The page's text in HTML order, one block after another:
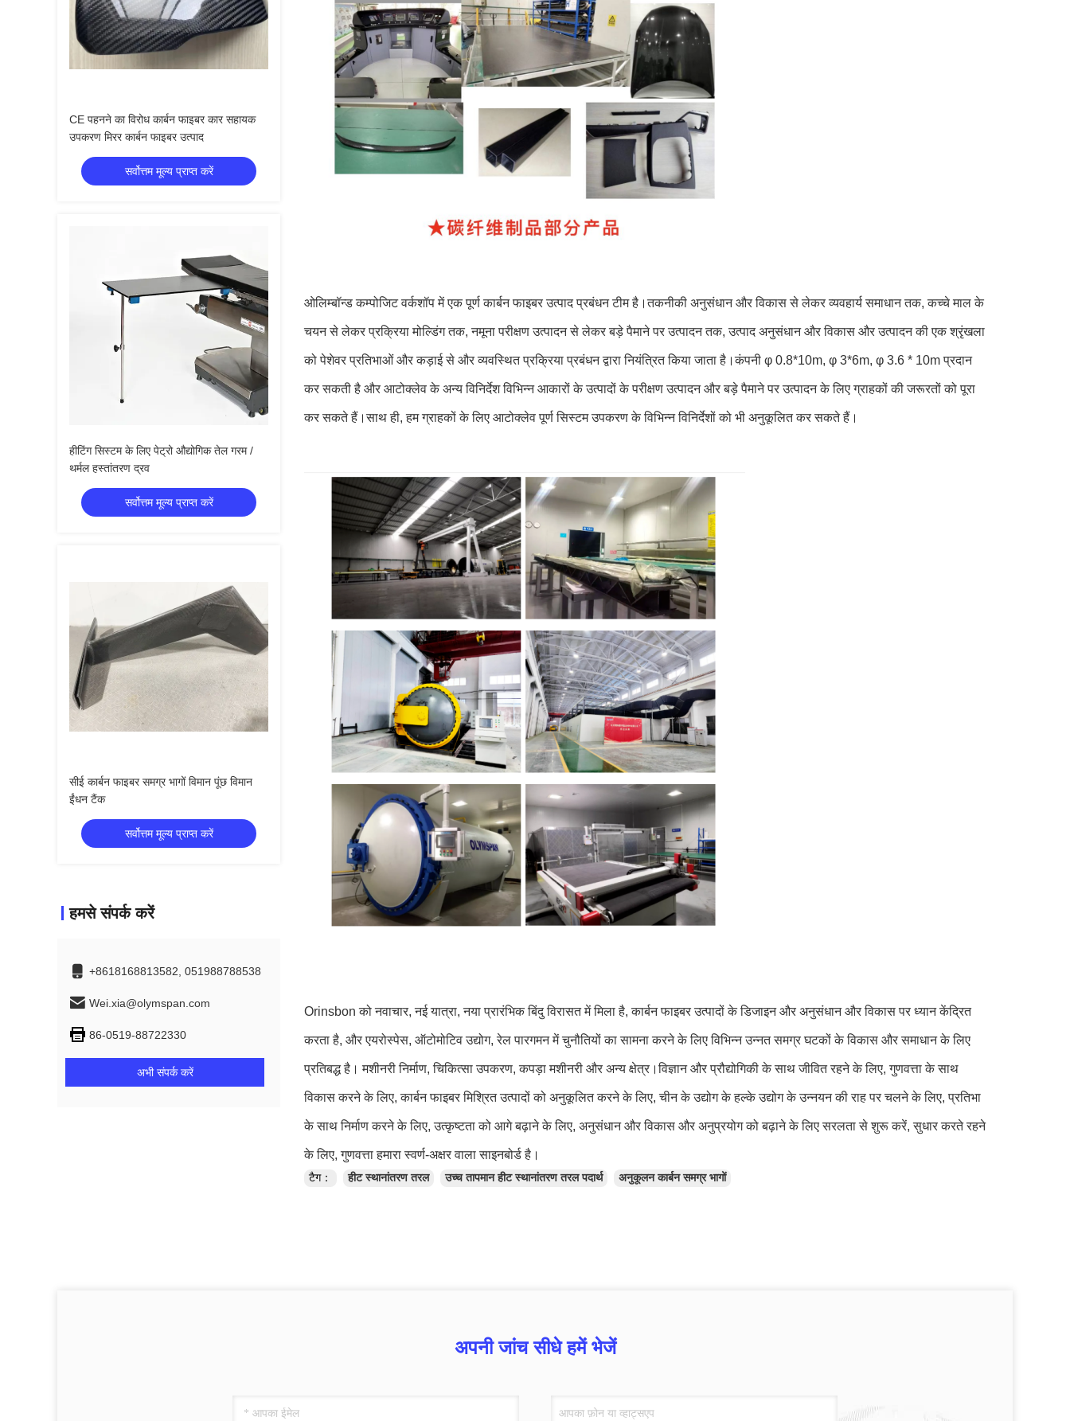
CE पहनने का विरोध कार्बन फाइबर कार सहायक
उपकरण मिरर कार्बन फाइबर उत्पाद
सर्वोत्तम मूल्य प्राप्त करें
हीटिंग सिस्टम के लिए पेट्रो औद्योगिक तेल गरम /
थर्मल हस्तांतरण द्रव
सर्वोत्तम मूल्य प्राप्त करें
सीई कार्बन फाइबर समग्र भागों विमान पूंछ विमान
ईंधन टैंक
सर्वोत्तम मूल्य प्राप्त करें
हमसे संपर्क करें
+8618168813582, 051988788538
Wei.xia@olymspan.com
86-0519-88722330
अभी संपर्क करें
ओलिम्बॉन्ड कम्पोजिट वर्कशॉप में एक पूर्ण कार्बन फाइबर उत्पाद प्रबंधन टीम है।तकनीकी अनुसंधान और विकास से लेकर व्यवहार्य समाधान तक, कच्चे माल के
चयन से लेकर प्रक्रिया मोल्डिंग तक, नमूना परीक्षण उत्पादन से लेकर बड़े पैमाने पर उत्पादन तक, उत्पाद अनुसंधान और विकास और उत्पादन की एक श्रृंखला
को पेशेवर प्रतिभाओं और कड़ाई से और व्यवस्थित प्रक्रिया प्रबंधन द्वारा नियंत्रित किया जाता है।कंपनी φ 0.8*10m, φ 3*6m, φ 3.6 * 10m प्रदान
कर सकती है और आटोक्लेव के अन्य विनिर्देश विभिन्न आकारों के उत्पादों के परीक्षण उत्पादन और बड़े पैमाने पर उत्पादन के लिए ग्राहकों की जरूरतों को पूरा
कर सकते हैं।साथ ही, हम ग्राहकों के लिए आटोक्लेव पूर्ण सिस्टम उपकरण के विभिन्न विनिर्देशों को भी अनुकूलित कर सकते हैं।
Orinsbon को नवाचार, नई यात्रा, नया प्रारंभिक बिंदु विरासत में मिला है, कार्बन फाइबर उत्पादों के डिजाइन और अनुसंधान और विकास पर ध्यान केंद्रित
करता है, और एयरोस्पेस, ऑटोमोटिव उद्योग, रेल पारगमन में चुनौतियों का सामना करने के लिए विभिन्न उन्नत समग्र घटकों के विकास और समाधान के लिए
प्रतिबद्ध है। मशीनरी निर्माण, चिकित्सा उपकरण, कपड़ा मशीनरी और अन्य क्षेत्र।विज्ञान और प्रौद्योगिकी के साथ जीवित रहने के लिए, गुणवत्ता के साथ
विकास करने के लिए, कार्बन फाइबर मिश्रित उत्पादों को अनुकूलित करने के लिए, चीन के उद्योग के हल्के उद्योग के उन्नयन की राह पर चलने के लिए, प्रतिभा
के साथ निर्माण करने के लिए, उत्कृष्टता को आगे बढ़ाने के लिए, अनुसंधान और विकास और अनुप्रयोग को बढ़ाने के लिए सरलता से शुरू करें, सुधार करते रहने
के लिए, गुणवत्ता हमारा स्वर्ण-अक्षर वाला साइनबोर्ड है।
टैग： हीट स्थानांतरण तरल उच्च तापमान हीट स्थानांतरण तरल पदार्थ अनुकूलन कार्बन समग्र भागों
अपनी जांच सीधे हमें भेजें